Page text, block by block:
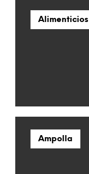
Alimenticios
Ampolla